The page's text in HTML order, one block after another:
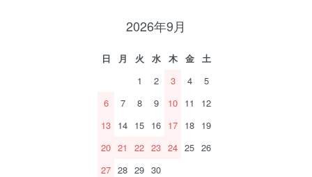
2026年9月
日 月 火 水 木 金
土
1
2 3 4
5
6
7 8 9 10 11
12
13 14 15 16 17 18 19
20 21 22 23 24 25 26
27 28 29 30